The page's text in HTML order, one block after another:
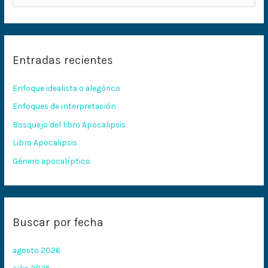
a
p
o
r
:
Entradas recientes
Enfoque idealista o alegórico
Enfoques de interpretación
Bosquejo del libro Apocalipsis
Libro Apocalipsis
Género apocalíptico
Buscar por fecha
agosto 2026